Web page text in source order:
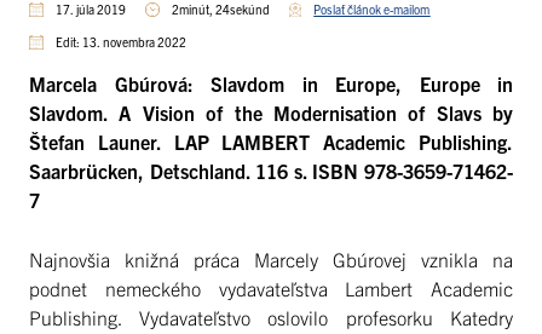
17. júla 2019 2minút, 24sekúnd Poslať článok e-mailom
Edit: 13. novembra 2022
Marcela Gbúrová: Slavdom in Europe, Europe in
Slavdom. A Vision of the Modernisation of Slavs by
Štefan Launer. LAP LAMBERT Academic Publishing.
Saarbrücken, Detschland. 116 s. ISBN 978-3659-71462-
7
Najnovšia knižná práca Marcely Gbúrovej vznikla na
podnet nemeckého vydavateľstva Lambert Academic
Publishing. Vydavateľstvo oslovilo profesorku Katedry